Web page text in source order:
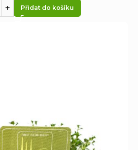
Přidat do košíku